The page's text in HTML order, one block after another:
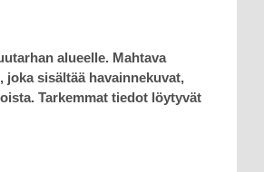
alueelle. Mahtava
joka sisältää havainnekuvat,
Tarkemmat tiedot löytyvät